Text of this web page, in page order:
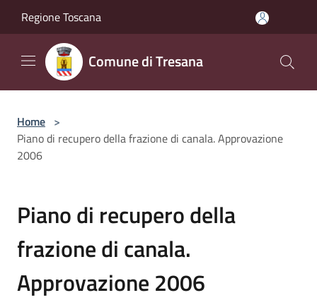
Regione Toscana
Comune di Tresana
Home >
Piano di recupero della frazione di canala. Approvazione
2006
Piano di recupero della
frazione di canala.
Approvazione 2006